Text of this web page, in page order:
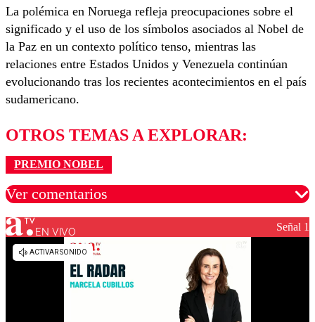
La polémica en Noruega refleja preocupaciones sobre el
significado y el uso de los símbolos asociados al Nobel de
la Paz en un contexto político tenso, mientras las
relaciones entre Estados Unidos y Venezuela continúan
evolucionando tras los recientes acontecimientos en el país
sudamericano.
OTROS TEMAS A EXPLORAR:
PREMIO NOBEL
Ver comentarios
Los comentarios son moderados para garantizar un
diálogo respetuoso.
EN VIVO Señal 1